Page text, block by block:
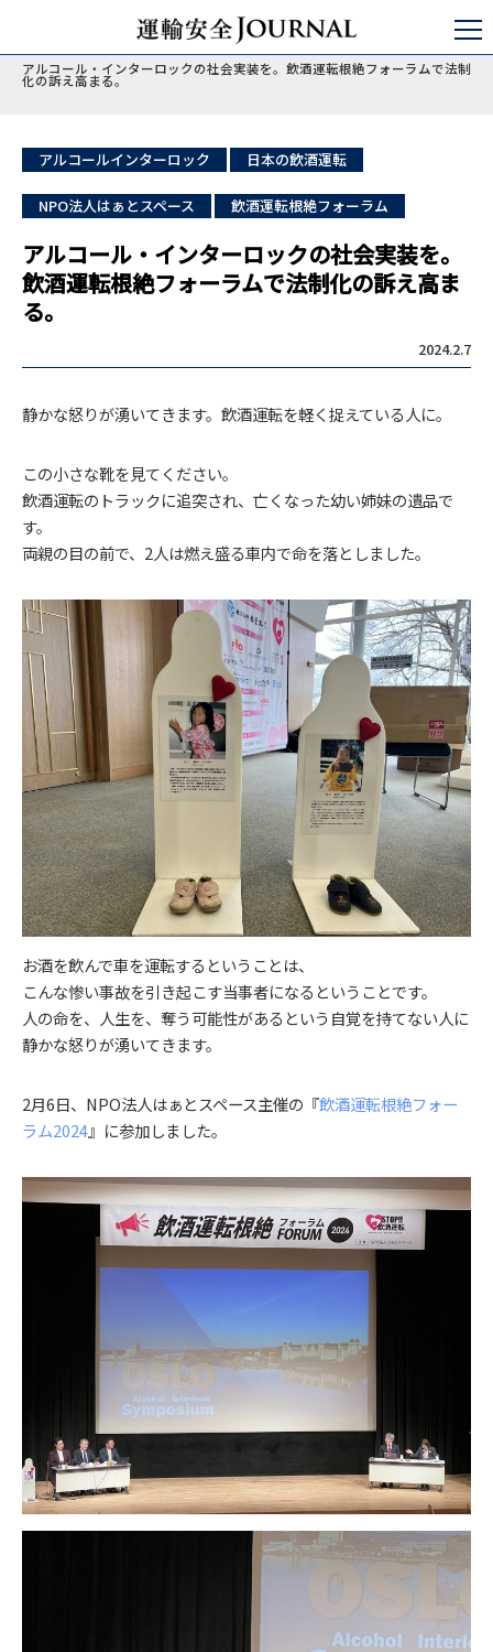
ひと・いのち・アルコール
アルコール・インターロックの社会実装を。飲酒運転根絶フォーラムで法制
化の訴え高まる。
アルコールインターロック 日本の飲酒運転
NPO法人はぁとスペース 飲酒運転根絶フォーラム
アルコール・インターロックの社会実装を。
飲酒運転根絶フォーラムで法制化の訴え高ま
る。
2024.2.7
静かな怒りが湧いてきます。飲酒運転を軽く捉えている人に。
この小さな靴を見てください。
飲酒運転のトラックに追突され、亡くなった幼い姉妹の遺品で
す。
両親の目の前で、2人は燃え盛る車内で命を落としました。
お酒を飲んで車を運転するということは、
こんな惨い事故を引き起こす当事者になるということです。
人の命を、人生を、奪う可能性があるという自覚を持てない人に
静かな怒りが湧いてきます。
2月6日、NPO法人はぁとスペース主催の『飲酒運転根絶フォー
ラム2024』に参加しました。